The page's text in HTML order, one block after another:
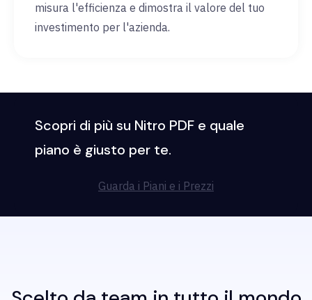
misura l'efficienza e dimostra il valore del tuo
investimento per l'azienda.
Scopri di più su Nitro PDF e quale
piano è giusto per te.
Guarda i Piani e i Prezzi